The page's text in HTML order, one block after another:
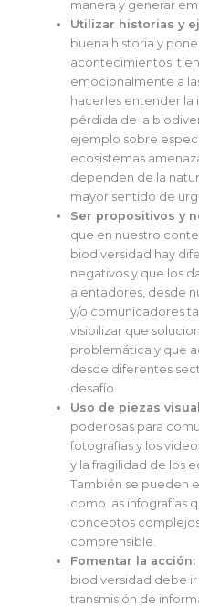
manera y generar
Utilizar historias y
buena historia y
acontecimientos,
emocionalmente a
hacerles entender la
pérdida de la
ejemplo sobre
ecosistemas
dependen de la
mayor sentido de
Ser propositivos y
que en nuestro
biodiversidad hay
negativos y que los
alentadores, desde
y/o comunicadores
visibilizar que
problemática y que
desde diferentes
desafío.
Uso de piezas
poderosas para
fotografías y los
y la fragilidad de los
También se pueden
como las infografías
conceptos
comprensible.
Fomentar la acción:
biodiversidad debe ir
transmisión de